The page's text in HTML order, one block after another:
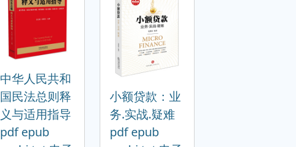
中华人民共和
国民法总则释
义与适用指导
pdf epub
小额贷款：业
务.实战.疑难
pdf epub